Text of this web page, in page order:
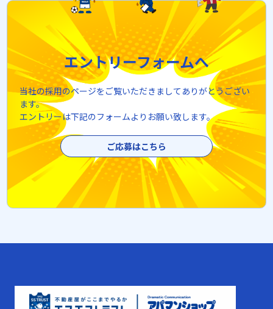
エントリーフォームへ
当社の採用のページをご覧いただきましてありがとうござい
ます。
エントリーは下記のフォームよりお願い致します。
ご応募はこちら